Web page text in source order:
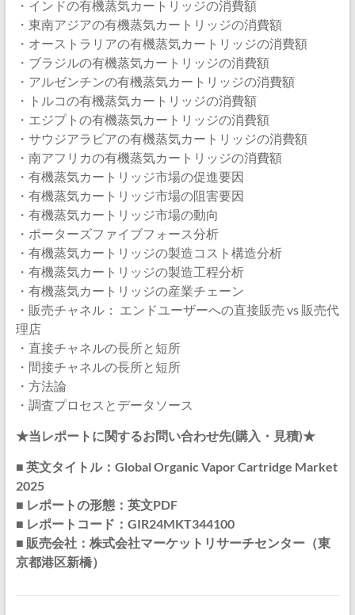
・インドの有機蒸気カートリッジの消費額
・東南アジアの有機蒸気カートリッジの消費額
・オーストラリアの有機蒸気カートリッジの消費額
・ブラジルの有機蒸気カートリッジの消費額
・アルゼンチンの有機蒸気カートリッジの消費額
・トルコの有機蒸気カートリッジの消費額
・エジプトの有機蒸気カートリッジの消費額
・サウジアラビアの有機蒸気カートリッジの消費額
・南アフリカの有機蒸気カートリッジの消費額
・有機蒸気カートリッジ市場の促進要因
・有機蒸気カートリッジ市場の阻害要因
・有機蒸気カートリッジ市場の動向
・ポーターズファイブフォース分析
・有機蒸気カートリッジの製造コスト構造分析
・有機蒸気カートリッジの製造工程分析
・有機蒸気カートリッジの産業チェーン
・販売チャネル： エンドユーザーへの直接販売 vs 販売代
理店
・直接チャネルの長所と短所
・間接チャネルの長所と短所
・方法論
・調査プロセスとデータソース
★当レポートに関するお問い合わせ先(購入・見積)★
■ 英文タイトル：Global Organic Vapor Cartridge Market
2025
■ レポートの形態：英文PDF
■ レポートコード：GIR24MKT344100
■ 販売会社：株式会社マーケットリサーチセンター（東
京都港区新橋）